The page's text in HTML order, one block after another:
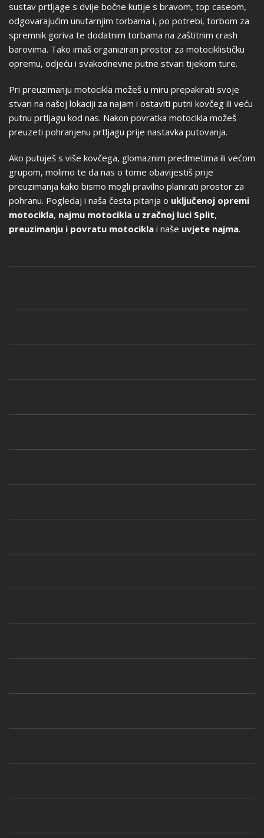
sustav prtljage s dvije bočne kutije s bravom, top caseom,
odgovarajućim unutarnjim torbama i, po potrebi, torbom za
spremnik goriva te dodatnim torbama na zaštitnim crash
barovima. Tako imaš organiziran prostor za motociklističku
opremu, odjeću i svakodnevne putne stvari tijekom ture.
Pri preuzimanju motocikla možeš u miru prepakirati svoje
stvari na našoj lokaciji za najam i ostaviti putni kovčeg ili veću
putnu prtljagu kod nas. Nakon povratka motocikla možeš
preuzeti pohranjenu prtljagu prije nastavka putovanja.
Ako putuješ s više kovčega, glomaznim predmetima ili većom
grupom, molimo te da nas o tome obavijestiš prije
preuzimanja kako bismo mogli pravilno planirati prostor za
pohranu. Pogledaj i naša česta pitanja o uključenoj opremi
motocikla, najmu motocikla u zračnoj luci Split,
preuzimanju i povratu motocikla i naše uvjete najma.